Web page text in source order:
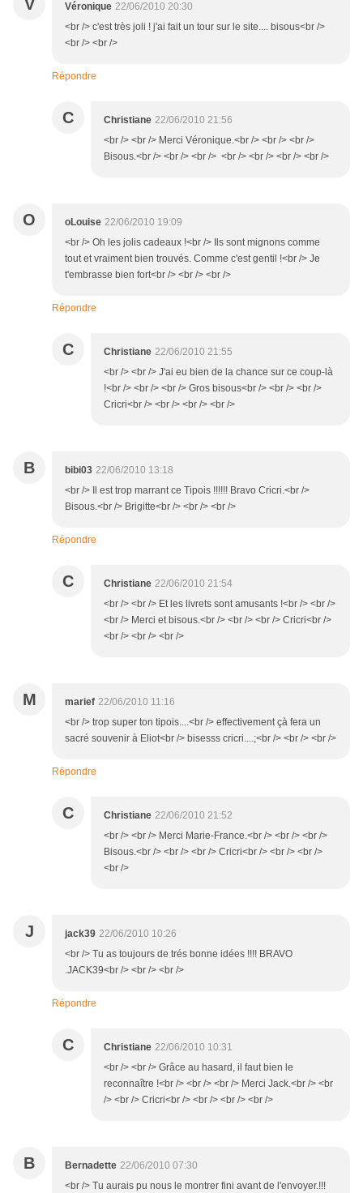
V Véronique 22/06/2010 20:30
<br /> c'est très joli ! j'ai fait un tour sur le site.... bisous<br />
<br /> <br />
Répondre
C Christiane 22/06/2010 21:56
<br /> <br /> Merci Véronique.<br /> <br /> <br />
Bisous.<br /> <br /> <br /> <br /> <br /> <br /> <br />
O oLouise 22/06/2010 19:09
<br /> Oh les jolis cadeaux !<br /> Ils sont mignons comme
tout et vraiment bien trouvés. Comme c'est gentil !<br /> Je
t'embrasse bien fort<br /> <br /> <br />
Répondre
C Christiane 22/06/2010 21:55
<br /> <br /> J'ai eu bien de la chance sur ce coup-là
!<br /> <br /> <br /> Gros bisous<br /> <br /> <br />
Cricri<br /> <br /> <br /> <br />
B bibi03 22/06/2010 13:18
<br /> Il est trop marrant ce Tipois !!!!!! Bravo Cricri.<br />
Bisous.<br /> Brigitte<br /> <br /> <br />
Répondre
C Christiane 22/06/2010 21:54
<br /> <br /> Et les livrets sont amusants !<br /> <br />
<br /> Merci et bisous.<br /> <br /> <br /> Cricri<br />
<br /> <br /> <br />
M marief 22/06/2010 11:16
<br /> trop super ton tipois....<br /> effectivement çà fera un
sacré souvenir à Eliot<br /> bisesss cricri....;<br /> <br /> <br />
Répondre
C Christiane 22/06/2010 21:52
<br /> <br /> Merci Marie-France.<br /> <br /> <br />
Bisous.<br /> <br /> <br /> Cricri<br /> <br /> <br />
<br />
J jack39 22/06/2010 10:26
<br /> Tu as toujours de trés bonne idées !!!! BRAVO
.JACK39<br /> <br /> <br />
Répondre
C Christiane 22/06/2010 10:31
<br /> <br /> Grâce au hasard, il faut bien le
reconnaître !<br /> <br /> <br /> Merci Jack.<br /> <br
/> <br /> Cricri<br /> <br /> <br /> <br />
B Bernadette 22/06/2010 07:30
<br /> Tu aurais pu nous le montrer fini avant de l'envoyer.!!!